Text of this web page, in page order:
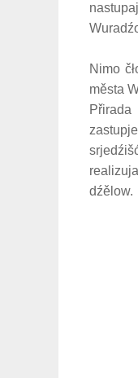
Nimo
města
dźělow.